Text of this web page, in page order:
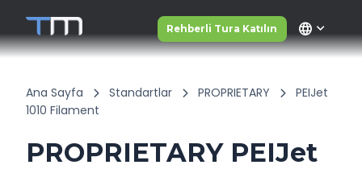
Rehberli Tura Katılın language
Ana Sayfa Standartlar PROPRIETARY
PEIJet
1010 Filament
PROPRIETARY PEIJet